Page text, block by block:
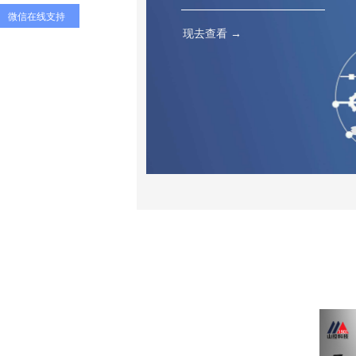
微信在线支持
现去查看 →